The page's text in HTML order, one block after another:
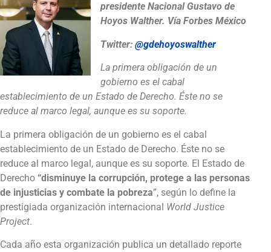
presidente Nacional Gustavo de
Hoyos Walther. Vía Forbes México
Twitter: @gdehoyoswalther
La primera obligación de un
gobierno es el cabal
establecimiento de un Estado de Derecho. Éste no se
reduce al marco legal, aunque es su soporte.
La primera obligación de un gobierno es el cabal
establecimiento de un Estado de Derecho. Éste no se
reduce al marco legal, aunque es su soporte. El Estado de
Derecho “disminuye la corrupción, protege a las personas
de injusticias y combate la pobreza”, según lo define la
prestigiada organización internacional World Justice
Project.
Cada año esta organización publica un detallado reporte